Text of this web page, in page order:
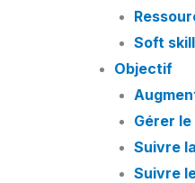
Soft
Objectif
Gérer
Suivre
Suivre